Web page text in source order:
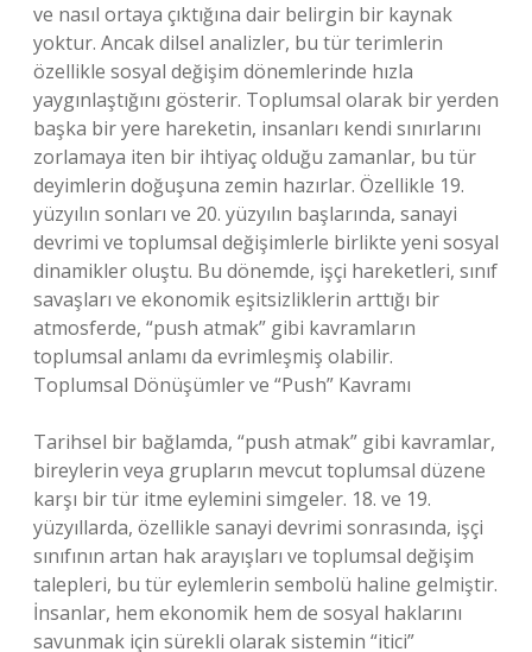
ve nasıl ortaya çıktığına dair belirgin bir kaynak
yoktur. Ancak dilsel analizler, bu tür terimlerin
özellikle sosyal değişim dönemlerinde hızla
yaygınlaştığını gösterir. Toplumsal olarak bir yerden
başka bir yere hareketin, insanları kendi sınırlarını
zorlamaya iten bir ihtiyaç olduğu zamanlar, bu tür
deyimlerin doğuşuna zemin hazırlar. Özellikle 19.
yüzyılın sonları ve 20. yüzyılın başlarında, sanayi
devrimi ve toplumsal değişimlerle birlikte yeni sosyal
dinamikler oluştu. Bu dönemde, işçi hareketleri, sınıf
savaşları ve ekonomik eşitsizliklerin arttığı bir
atmosferde, “push atmak” gibi kavramların
toplumsal anlamı da evrimleşmiş olabilir.
Toplumsal Dönüşümler ve “Push” Kavramı
Tarihsel bir bağlamda, “push atmak” gibi kavramlar,
bireylerin veya grupların mevcut toplumsal düzene
karşı bir tür itme eylemini simgeler. 18. ve 19.
yüzyıllarda, özellikle sanayi devrimi sonrasında, işçi
sınıfının artan hak arayışları ve toplumsal değişim
talepleri, bu tür eylemlerin sembolü haline gelmiştir.
İnsanlar, hem ekonomik hem de sosyal haklarını
savunmak için sürekli olarak sistemin “itici”